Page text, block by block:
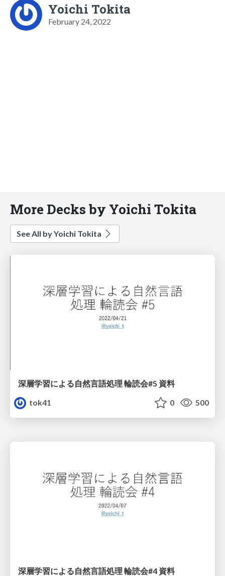
Yoichi Tokita
February 24, 2022
More Decks by Yoichi Tokita
See All by Yoichi Tokita
深層学習による自然言語処理 輪読会#5 資料
tok41
0 500
深層学習による自然言語処理 輪読会#4 資料